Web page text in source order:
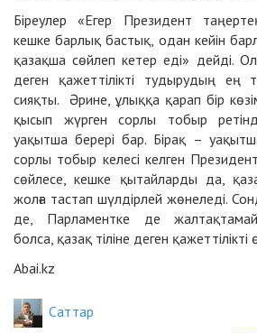
Біреулер «Егер Президент
кешке барлық бастық, одан кейін
қазақша сөйлеп кетер еді» дейді.
деген қажеттілікті тудырудың ең
сияқты. Әрине, ұлыққа қарап бір
қысып жүрген сорлы тобыр
уақытша берері бар. Бірақ –
сорлы тобыр келесі келген
сөйлесе, кешке қытайларды да,
жолға тастап шүлдірлей жөнеледі.
де, Парламентке де
болса, қазақ тіліне деген қажеттілікті
Abai.kz
Cаттар